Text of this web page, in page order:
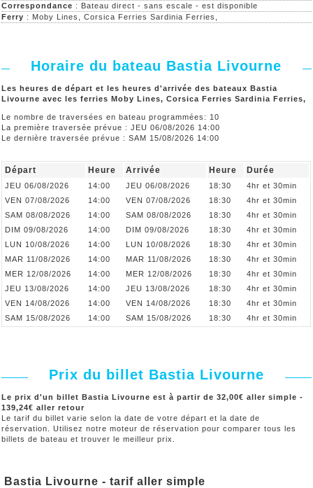
Correspondance : Bateau direct - sans escale - est disponible
Ferry : Moby Lines, Corsica Ferries Sardinia Ferries,
Horaire du bateau Bastia Livourne
Les heures de départ et les heures d'arrivée des bateaux Bastia
Livourne avec les ferries Moby Lines, Corsica Ferries Sardinia Ferries,
Le nombre de traversées en bateau programmées: 10
La première traversée prévue : JEU 06/08/2026 14:00
Le dernière traversée prévue : SAM 15/08/2026 14:00
Départ Heure Arrivée Heure Durée
JEU 06/08/2026 14:00 JEU 06/08/2026 18:30
4hr et 30min
VEN 07/08/2026
14:00 VEN 07/08/2026 18:30
4hr et 30min
SAM 08/08/2026
14:00 SAM 08/08/2026 18:30
4hr et 30min
DIM 09/08/2026
14:00 DIM 09/08/2026 18:30
4hr et 30min
LUN 10/08/2026
14:00 LUN 10/08/2026 18:30
4hr et 30min
MAR 11/08/2026
14:00 MAR 11/08/2026 18:30
4hr et 30min
MER 12/08/2026
14:00 MER 12/08/2026 18:30
4hr et 30min
JEU 13/08/2026
14:00 JEU 13/08/2026 18:30
4hr et 30min
VEN 14/08/2026
14:00 VEN 14/08/2026 18:30
4hr et 30min
SAM 15/08/2026
14:00 SAM 15/08/2026 18:30 4hr et 30min
Prix du billet Bastia Livourne
Le prix d'un billet Bastia Livourne est à partir de 32,00€ aller simple -
139,24€ aller retour
Le tarif du billet varie selon la date de votre départ et la date de
réservation. Utilisez notre moteur de réservation pour comparer tous les
billets de bateau et trouver le meilleur prix.
Bastia Livourne - tarif aller simple